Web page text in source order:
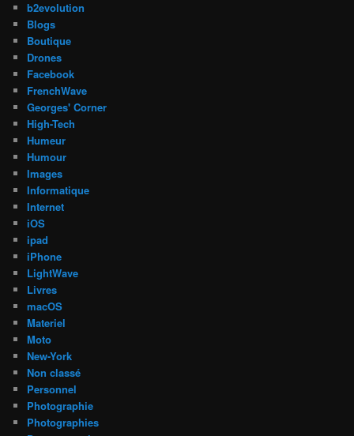
b2evolution
Blogs
Boutique
Drones
Facebook
FrenchWave
Georges' Corner
High-Tech
Humeur
Humour
Images
Informatique
Internet
iOS
ipad
iPhone
LightWave
Livres
macOS
Materiel
Moto
New-York
Non classé
Personnel
Photographie
Photographies